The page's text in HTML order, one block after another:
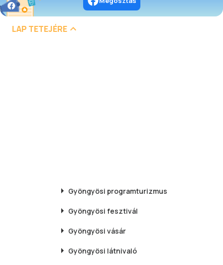
LAP TETEJÉRE
Gyöngyösi programturizmus
Gyöngyösi fesztivál
Gyöngyösi vásár
Gyöngyösi látnivaló